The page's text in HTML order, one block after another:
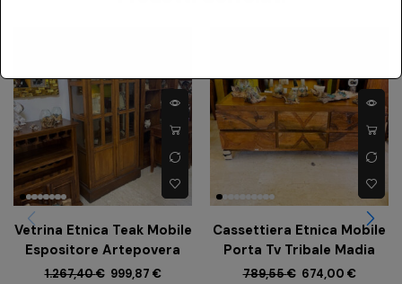
Vetrina Etnica Teak Mobile
Espositore Artepovera
1.267,40€ 999,87 €
Cassettiera Etnica Mobile
Porta Tv Tribale Madia
789,55€ 674,00 €